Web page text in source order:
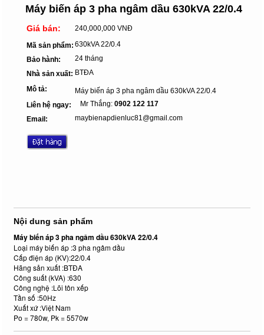
Máy biến áp 3 pha ngâm dầu 630kVA 22/0.4
Giá bán: 240,000,000 VNĐ
Mã sản phẩm: 630kVA 22/0.4
Bảo hành:
24 tháng
Nhà sản xuất: BTĐA
Mô tả:
Máy biến áp 3 pha ngâm dầu 630kVA 22/0.4
Liên hệ ngay:
Mr Thắng: 0902 122 117
Email:
maybienapdienluc81@gmail.com
Nội dung sản phẩm
Máy biến áp 3 pha ngâm dầu 630kVA 22/0.4
Loại máy biến áp :3 pha ngâm dầu
Cấp điện áp (KV):22/0.4
Hãng sản xuất :BTĐA
Công suất (kVA) :630
Công nghệ :Lõi tôn xếp
Tần số :50Hz
Xuất xứ :Việt Nam
Po = 780w, Pk = 5570w